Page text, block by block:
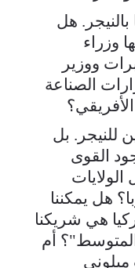
هل
وزراء
ووزير
الصناعة
الأفريقي؟
للنيجر. بل
القوى
هل يمكننا
هي شريكنا
المتوسط"؟ أم
ميلوني